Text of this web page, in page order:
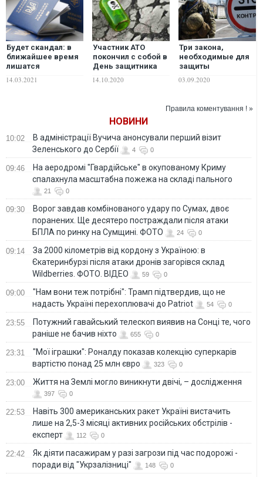
Будет скандал: в
ближайшее время
лишатся
Украины
14.03.2021
Участник АТО
покончил с собой в
День защитника
14.10.2020
Три закона,
необходимые для
защиты
защиты от врага
03.09.2020
Правила коментування ! »
НОВИНИ
10:02
В адміністрації Вучича анонсували перший візит
Зеленського до Сербії
4 0
09:46
На аеродромі "Гвардійське" в окупованому Криму
спалахнула масштабна пожежа на складі пального
21 0
09:30
Ворог завдав комбінованого удару по Сумах, двоє
поранених. Ще десятеро постраждали після атаки
БПЛА по ринку на Сумщині. ФОТО
24 0
09:14
За 2000 кілометрів від кордону з Україною: в
Єкатеринбурзі після атаки дронів загорівся склад
Wildberries. ФОТО. ВІДЕО
59 0
09:00
"Нам вони теж потрібні": Трамп підтвердив, що не
надасть Україні перехоплювачі до Patriot
54 0
23:55
Потужний гавайський телескоп виявив на Сонці те, чого
раніше не бачив ніхто
655 0
23:31
"Мої іграшки": Роналду показав колекцію суперкарів
вартістю понад 25 млн євро
323 0
23:00 Життя на Землі могло виникнути двічі, – дослідження
397 0
22:53
Навіть 300 американських ракет Україні вистачить
лише на 2,5-3 місяці активних російських обстрілів -
експерт
112 0
22:42
Як діяти пасажирам у разі загрози під час подорожі -
поради від "Укрзалізниці"
148 0